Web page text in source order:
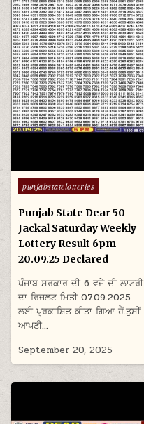
Posted
in
punjabstatelotteries
Punjab State Dear 50
Jackal Saturday Weekly
Lottery Result 6pm
20.09.25 Declared
ਪੰਜਾਬ ਸਰਕਾਰ ਦੀ 6 ਵਜੇ ਦੀ ਲਾਟਰੀ
ਦਾ ਰਿਜਲਟ ਮਿਤੀ 07.09.2025
ਲਈ ਪ੍ਰਕਾਸ਼ਿਤ ਕੀਤਾ ਗਿਆ ਹੈਂ.ਤੁਸੀਂ
ਆਪਣੀ…
September 20, 2025